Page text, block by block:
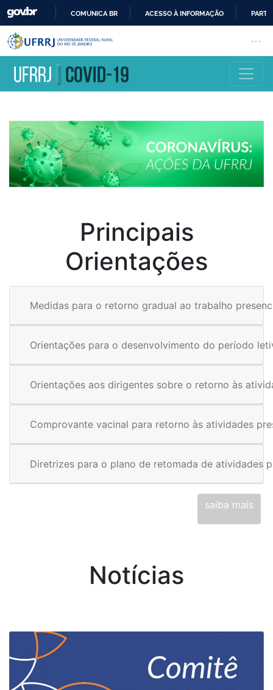
COMUNICA BR ACESSO À INFORMAÇÃO
Pular barra institucional
Barra institucional da
Principais
Orientações
Medidas para o retorno gradual ao trabalho
Orientações para o desenvolvimento do período
Orientações aos dirigentes sobre o retorno às
Comprovante vacinal para retorno às atividades
Diretrizes para o plano de retomada de atividades
saiba mais
Notícias